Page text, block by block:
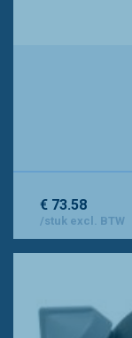
€ 73.58
/stuk excl. BTW